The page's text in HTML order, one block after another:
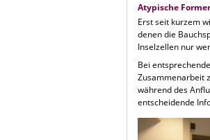
Atypische
Erst seit kurzem
denen die
Inselzellen nur
Bei
Zusammenarbeit
während des
entscheidende